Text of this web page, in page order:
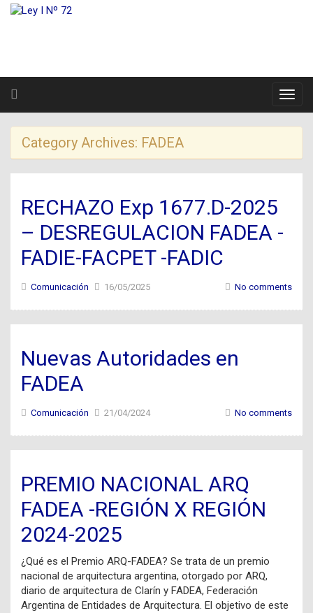
Category Archives: FADEA
RECHAZO Exp 1677.D-2025
– DESREGULACION FADEA -
FADIE-FACPET -FADIC
Comunicación 16/05/2025 No comments
Nuevas Autoridades en
FADEA
Comunicación 21/04/2024 No comments
PREMIO NACIONAL ARQ
FADEA -REGIÓN X REGIÓN
2024-2025
¿Qué es el Premio ARQ-FADEA? Se trata de un premio
nacional de arquitectura argentina, otorgado por ARQ,
diario de arquitectura de Clarín y FADEA, Federación
Argentina de Entidades de Arquitectura. El objetivo de este